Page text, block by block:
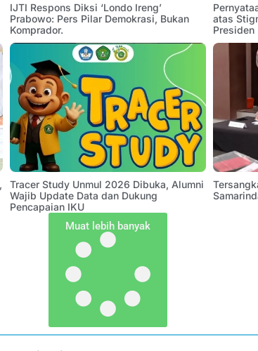
IJTI Respons Diksi ‘Londo Ireng’
Prabowo: Pers Pilar Demokrasi, Bukan
Komprador.
atas
Presiden
Tracer Study Unmul 2026 Dibuka, Alumni
Wajib Update Data dan Dukung
Pencapaian IKU
Muat lebih banyak